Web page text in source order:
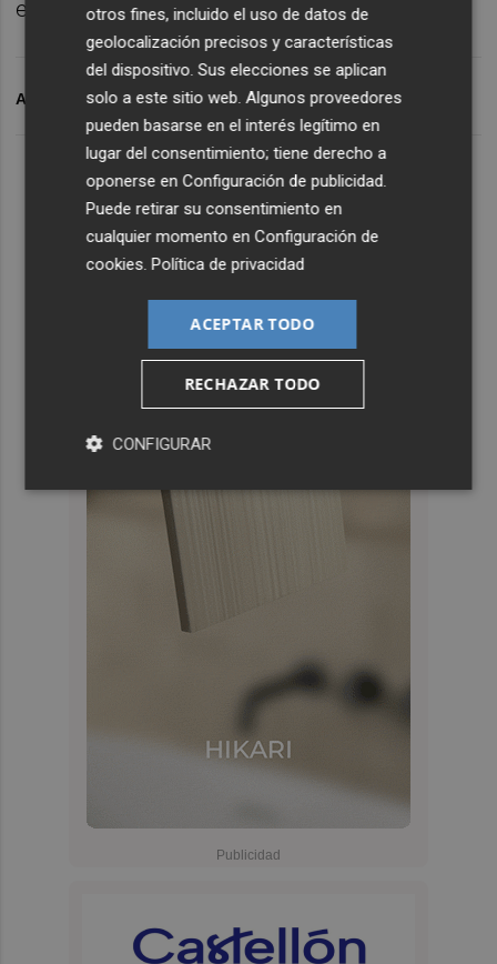
equilibrada".
ARCHIVADO EN PPCV ALIMENTOS PRECIOS
otros fines, incluido el uso de datos de
geolocalización precisos y características
del dispositivo. Sus elecciones se aplican
solo a este sitio web. Algunos proveedores
pueden basarse en el interés legítimo en
lugar del consentimiento; tiene derecho a
oponerse enConfiguración de publicidad.
Puede retirar su consentimiento en
cualquier momento enConfiguración de
cookies.Política de privacidad
ACEPTAR TODO
RECHAZAR TODO
CONFIGURAR